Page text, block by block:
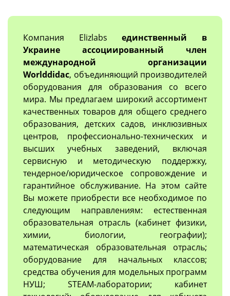
Компания Elizlabsединственный в
Украине ассоциированный член
международной организации
Worlddidac, объединяющий производителей
оборудования для образования со всего
мира. Мы предлагаем широкий ассортимент
качественных товаров для общего среднего
образования, детских садов, инклюзивных
центров, профессионально-технических и
высших учебных заведений, включая
сервисную и методическую поддержку,
тендерное/юридическое сопровождение и
гарантийное обслуживание. На этом сайте
Вы можете приобрести все необходимое по
следующим направлениям: естественная
образовательная отрасль (кабинет физики,
химии, биологии, географии);
математическая образовательная отрасль;
оборудование для начальных классов;
средства обучения для модельных программ
НУШ; STEAM-лаборатории; кабинет